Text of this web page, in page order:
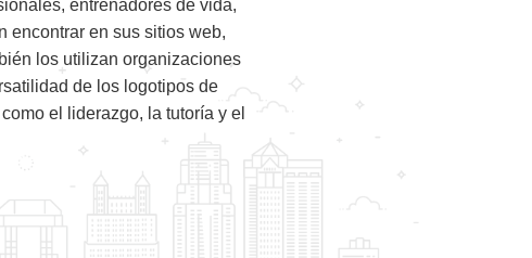
entrenadores de vida,
encontrar en sus sitios web,
los utilizan organizaciones
de los logotipos de
el liderazgo, la tutoría y el